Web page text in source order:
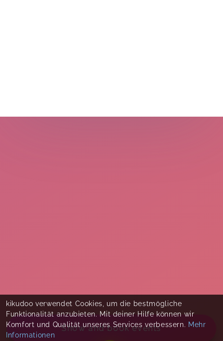
Show and book events
kikudoo verwendet Cookies, um die bestmögliche
Funktionalität anzubieten. Mit deiner Hilfe können wir
Komfort und Qualität unseres Services verbessern. Mehr
Informationen